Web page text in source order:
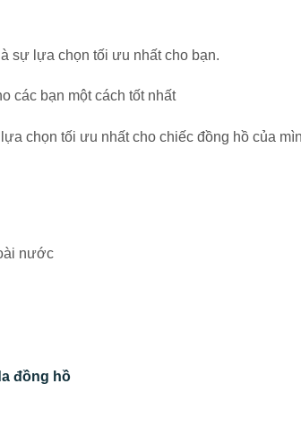
sự lựa chọn tối ưu nhất cho bạn.
các bạn một cách tốt nhất
chọn tối ưu nhất cho chiếc đồng hồ của
nước
đồng hồ